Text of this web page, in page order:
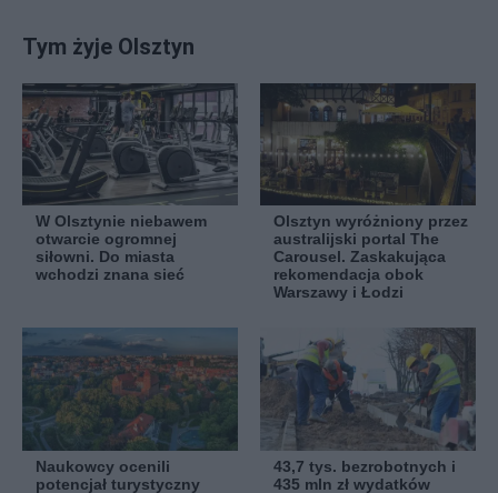
Tym żyje Olsztyn
W Olsztynie niebawem
otwarcie ogromnej
siłowni. Do miasta
wchodzi znana sieć
Olsztyn wyróżniony przez
australijski portal The
Carousel. Zaskakująca
rekomendacja obok
Warszawy i Łodzi
Naukowcy ocenili
potencjał turystyczny
43,7 tys. bezrobotnych i
435 mln zł wydatków